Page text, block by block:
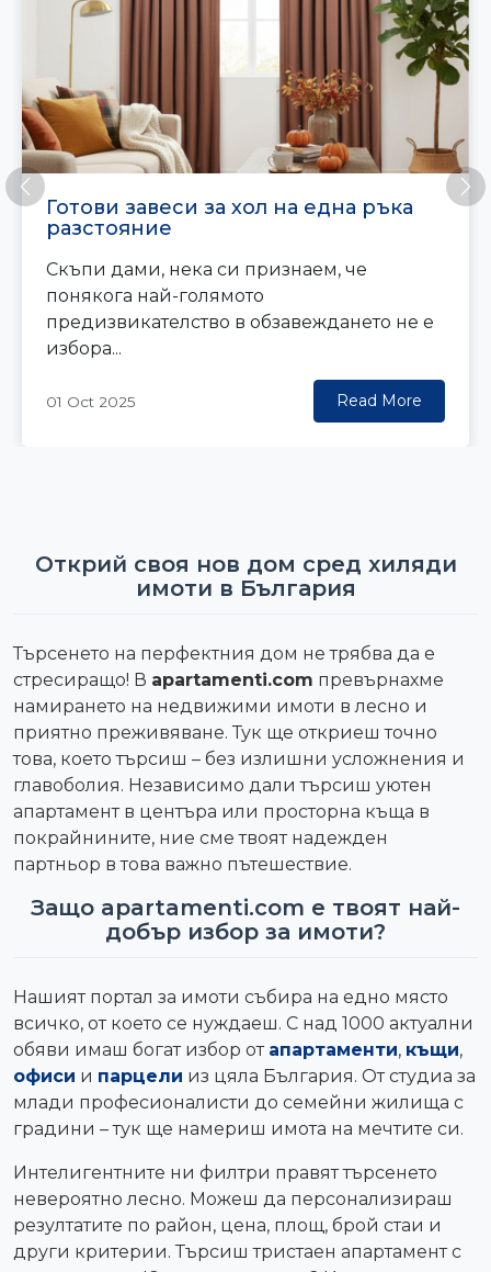
Готови завеси за хол на една ръка
разстояние
Скъпи дами, нека си признаем, че
понякога най-голямото
предизвикателство в обзавеждането не е
избора...
01 Oct 2025 Read More
Previous
Открий своя нов дом сред хиляди
имоти в България
Търсенето на перфектния дом не трябва да е
стресиращо! В apartamenti.com превърнахме
намирането на недвижими имоти в лесно и
приятно преживяване. Тук ще откриеш точно
това, което търсиш – без излишни усложнения и
главоболия. Независимо дали търсиш уютен
апартамент в центъра или просторна къща в
покрайнините, ние сме твоят надежден
партньор в това важно пътешествие.
Защо apartamenti.com е твоят най-
добър избор за имоти?
Нашият портал за имоти събира на едно място
всичко, от което се нуждаеш. С над 1000 актуални
обяви имаш богат избор от апартаменти, къщи,
офиси и парцели из цяла България. От студиа за
млади професионалисти до семейни жилища с
градини – тук ще намериш имота на мечтите си.
Интелигентните ни филтри правят търсенето
невероятно лесно. Можеш да персонализираш
резултатите по район, цена, площ, брой стаи и
други критерии. Търсиш тристаен апартамент с